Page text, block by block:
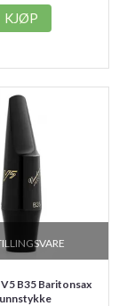
KJØP
B35 Baritonsax